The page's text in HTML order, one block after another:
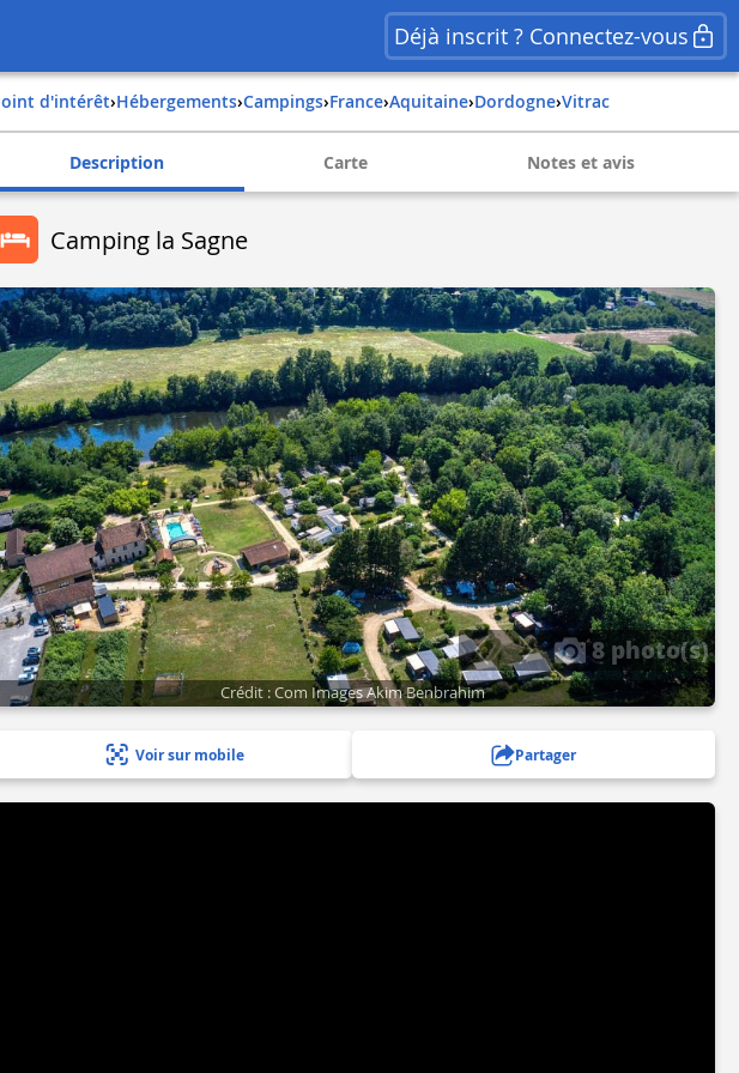
Déjà inscrit ? Connectez-vous
Point d'intérêt› Hébergements› Campings› france› aquitaine› dordogne› vitrac
Description Carte Notes et avis
Camping la Sagne
8 photo(s)
Crédit : Com Images Akim Benbrahim
Voir sur mobile Partager